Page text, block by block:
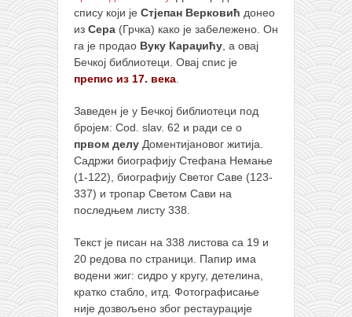
тонфа
саи
тсунами дојо
програм
снимци наступа
галерија клуба
контакт
бесплатна е-књига
термини тренинга
спису који је Стјепан Верковић донео
из Сера (Грчка) како је забележено. Он
га је продао Вуку Караџићу , а овај
Бечкој библиотеци. Овај спис је
препис из 17. века
Заведен је у Бечкој библиотеци под
бројем: Cod. slav. 62 и ради се о
првом делу Доментијановог житија.
Садржи биографију Стефана Немање
(1-122), биографију Светог Саве (123-
337) и тропар Светом Сави на
последњем листу 338.
Текст је писан на 338 листова са 19 и
20 редова по страници. Папир има
водени жиг: сидро у кругу, детелина,
кратко стабло, итд. Фотографисање
није дозвољено због рестаурације